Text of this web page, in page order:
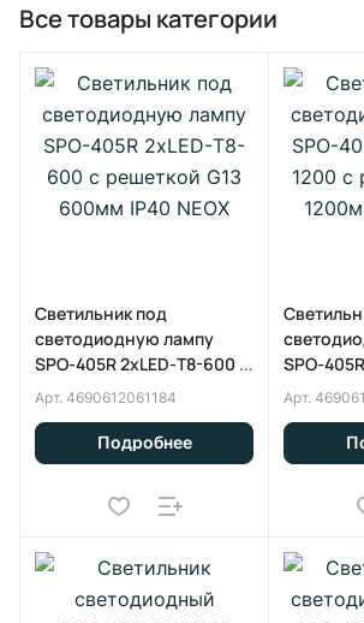
Все товары категории
Светильник под
светодиодную лампу
SPO-405R 2xLED-Т8-600 с
решеткой G13 600мм IP40
NEOX
Арт. 4690612061184
Подробнее
SPO-
с
IP40 NEOX
Арт.